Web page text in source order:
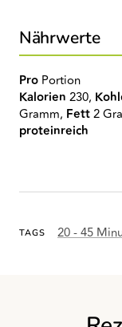
TAGS 20 - 45
Nährwerte
Pro Portion
Kalorien 230,
Gramm, Fett2
proteinreich